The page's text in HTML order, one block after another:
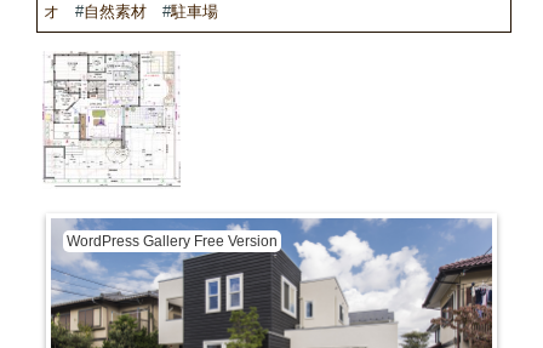
オ #自然素材 #駐車場
WordPress Gallery Free Version